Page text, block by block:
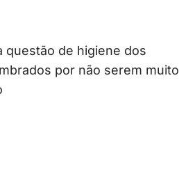
questão de higiene dos
por não serem muito